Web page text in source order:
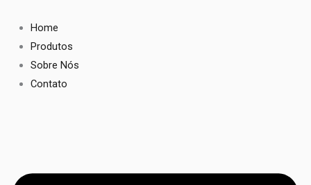
conteúdo
Home
Produtos
Sobre Nós
Contato